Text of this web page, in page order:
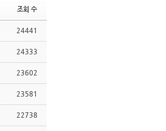
조회 수
24441
24333
23602
23581
22738